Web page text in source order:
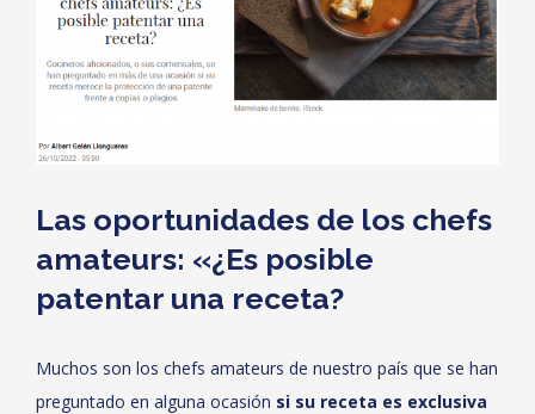
Las oportunidades de los chefs
amateurs: «¿Es posible
patentar una receta?
Muchos son los chefs amateurs de nuestro país que se han
preguntado en alguna ocasión si su receta es exclusiva